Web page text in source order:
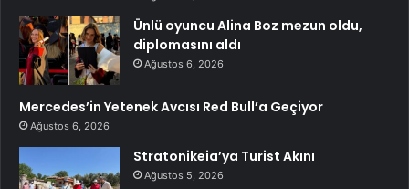
Ünlü oyuncu Alina Boz mezun oldu,
diplomasını aldı
Ağustos 6, 2026
Mercedes’in Yetenek Avcısı Red Bull’a Geçiyor
Ağustos 6, 2026
Stratonikeia’ya Turist Akını
Ağustos 5, 2026